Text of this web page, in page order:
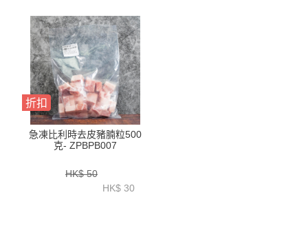
折扣
急凍比利時去皮豬腩粒500
克- ZPBPB007
HK$ 50
HK$ 30